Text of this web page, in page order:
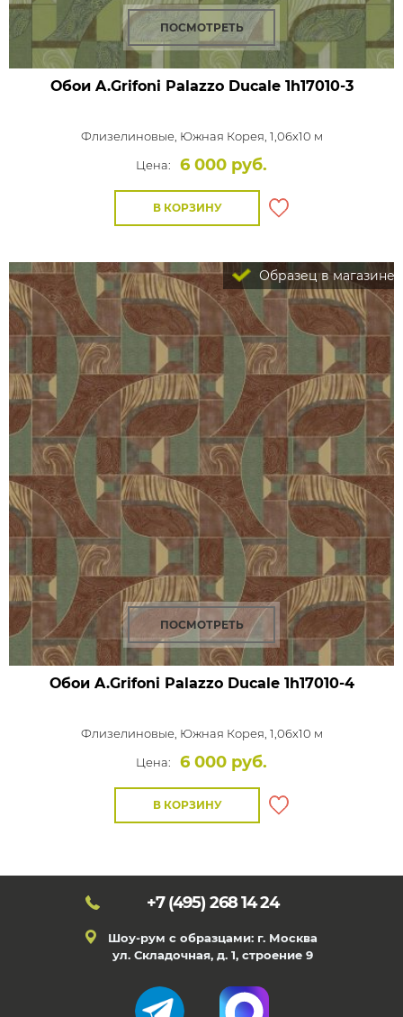
ПОСМОТРЕТЬ
Обои A.Grifoni Palazzo Ducale1h17010-3
Флизелиновые, Южная Корея, 1,06x10 м
Цена:
6 000 руб.
В КОРЗИНУ
Образец в магазине
ПОСМОТРЕТЬ
Обои A.Grifoni Palazzo Ducale1h17010-4
Флизелиновые, Южная Корея, 1,06x10 м
Цена:
6 000 руб.
В КОРЗИНУ
+7 (495) 268 14 24
Шоу-рум с образцами: г. Москва
ул. Складочная, д. 1, строение 9